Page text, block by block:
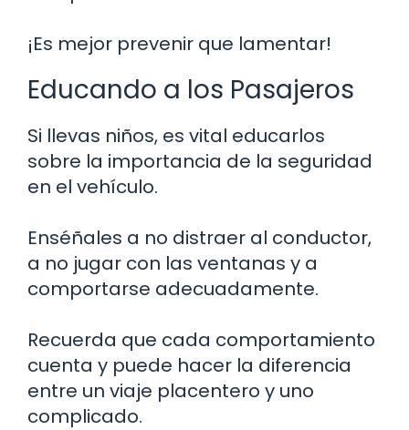
¡Es mejor prevenir que lamentar!
Educando a los Pasajeros
Si llevas niños, es vital educarlos
sobre la importancia de la seguridad
en el vehículo.
Enséñales a no distraer al conductor,
a no jugar con las ventanas y a
comportarse adecuadamente.
Recuerda que cada comportamiento
cuenta y puede hacer la diferencia
entre un viaje placentero y uno
complicado.